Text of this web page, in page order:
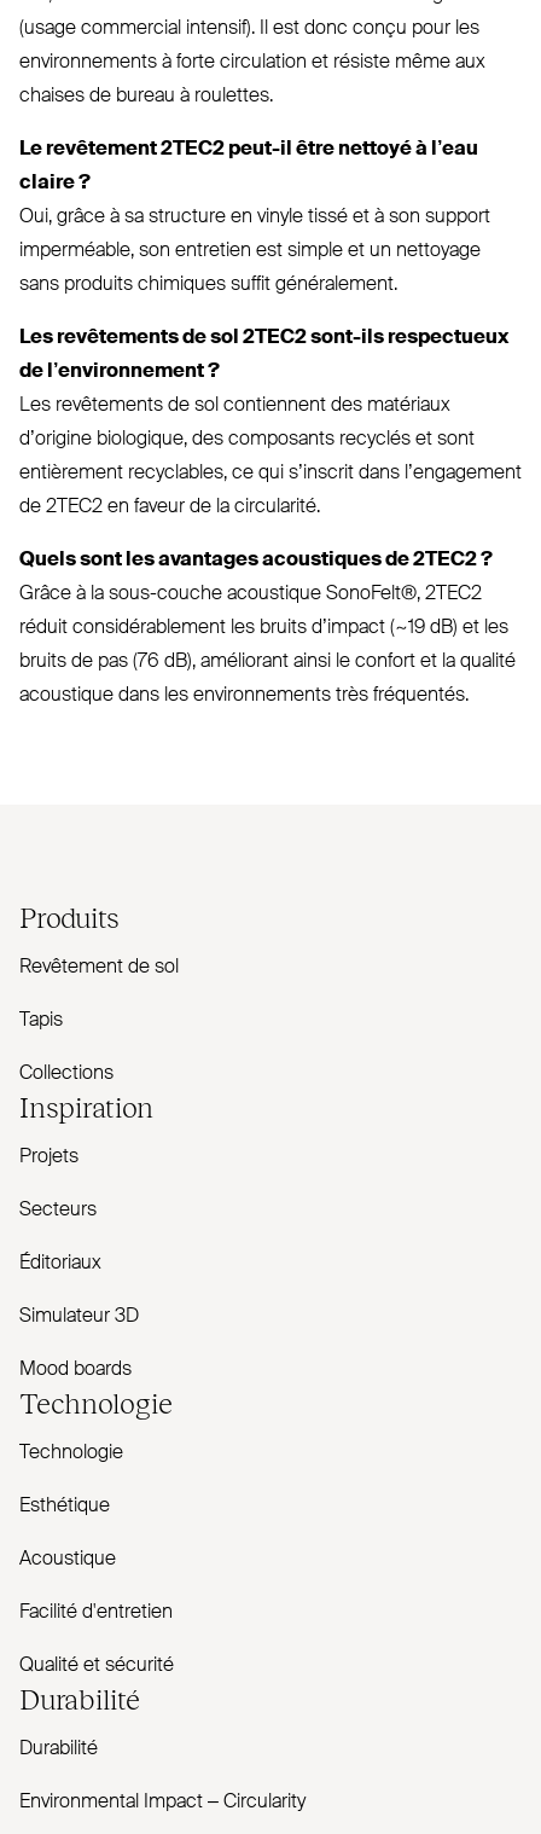
(usage com­mercial intensif). Il est donc conçu pour les
envi­ron­nements à forte cir­culation et résiste même aux
chaises de bureau à roulettes.
Le revêtement2TEC2 peut-il être nettoyé à l’eau
claire ?
Oui, grâce à sa structure en vinyle tissé et à son support
imperméable, son entretien est simple et un nettoyage
sans produits chimiques suffit généralement.
Les revê­tements de sol 2TEC2sont-ils res­pectueux
de l’en­vi­ronnement ?
Les revê­tements de sol contiennent des matériaux
d’origine bio­logique, des com­posants recyclés et sont
entièrement recy­clables, ce qui s’inscrit dans l’en­gagement
de 2TEC2 en faveur de la circularité.
Quels sont les avantages acoustiques de2TEC2?
Grâce à la sous-couche acoustique SonoFelt®, 2TEC2
réduit consi­dé­ra­blement les bruits d’impact (~19 dB) et les
bruits de pas (76 dB), amé­liorant ainsi le confort et la qualité
acoustique dans les envi­ron­nements très fré­quentés.
Produits
Revêtement de sol
Tapis
Collections
Inspiration
Projets
Secteurs
Éditoriaux
Simulateur 3D
Mood boards
Technologie
Technologie
Esthétique
Acoustique
Facilité d'entretien
Qualité et sécurité
Durabilité
Durabilité
Envi­ronmental Impact – Cir­cularity